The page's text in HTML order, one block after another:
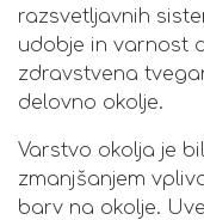
razsvetljavnih
udobje in varnost
zdravstvena
delovno okolje.
Varstvo okolja je
zmanjšanjem
barv na okolje.